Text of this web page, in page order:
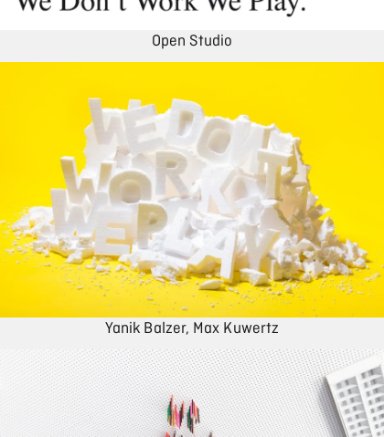
Open Studio
Yanik Balzer, Max Kuwertz